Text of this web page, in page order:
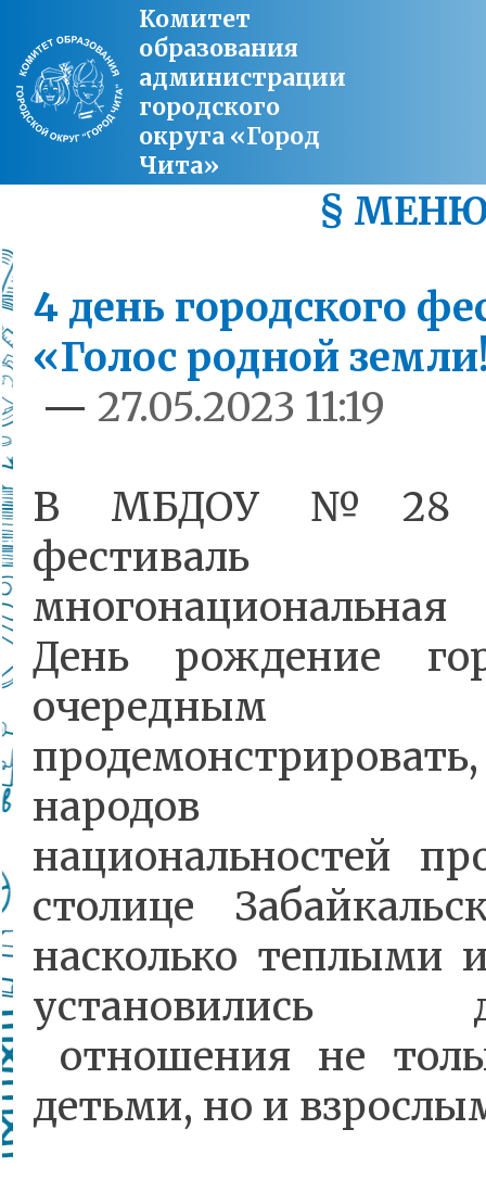
Комитет
образования
администрации
городского
округа «Город
Чита»
§
4 день городского
«Голос родной
— 27.05.2023 11:19
В МБДОУ №28
День рождение
очередным
народов
национальностей
столице
насколько теплыми
установились
отношения не
детьми, но и